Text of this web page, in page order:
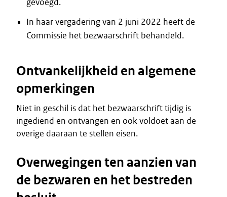
gevoegd.
In haar vergadering van 2 juni 2022 heeft de
Commissie het bezwaarschrift behandeld.
Ontvankelijkheid en algemene
opmerkingen
Niet in geschil is dat het bezwaarschrift tijdig is
ingediend en ontvangen en ook voldoet aan de
overige daaraan te stellen eisen.
Overwegingen ten aanzien van
de bezwaren en het bestreden